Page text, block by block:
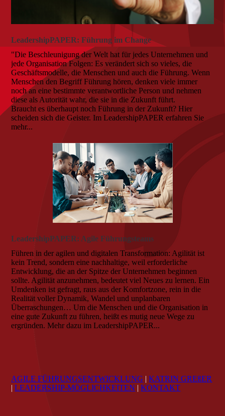
LeadershipPAPER: Führung im Change
"Die Beschleunigung der Welt hat für jedes Unternehmen und
jede Organisation Folgen: Es verändert sich so vieles, die
Geschäftsmodelle, die Menschen und auch die Führung. Wenn
Menschen den Begriff Führung hören, denken viele immer
noch an eine bestimmte verantwortliche Person und nehmen
diese als Autorität wahr, die sie in die Zukunft führt.
Braucht es überhaupt noch Führung in der Zukunft? Hier
scheiden sich die Geister. Im LeadershipPAPER erfahren Sie
mehr...
LeadershipPAPER: Agile Führungsteams
Führen in der agilen und digitalen Transformation: Agilität ist
kein Trend, sondern eine nachhaltige, weil erforderliche
Entwicklung, die an der Spitze der Unternehmen beginnen
sollte. Agilität anzunehmen, bedeutet viel Neues zu lernen. Ein
Umdenken ist gefragt, raus aus der Komfortzone, rein in die
Realität voller Dynamik, Wandel und unplanbaren
Überraschungen… Um die Menschen und die Organisation in
eine gute Zukunft zu führen, heißt es mutig neue Wege zu
ergründen. Mehr dazu im LeadershipPAPER...
AGILE FÜHRUNGSENTWICKLUNG |KATRIN GREßER
|LEADERSHIP-MÖGLICHKEITEN |KONTAKT